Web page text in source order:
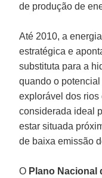
de produção de
Até 2010, a
estratégica e
substituta para a
quando o
explorável dos rios
considerada ideal
estar situada
de baixa emissão
O Plano Nacional